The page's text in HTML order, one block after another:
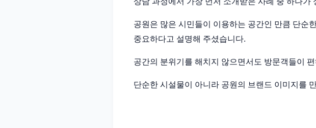
공원은 많은 시민들이 이용하는 공간인 만큼 단순
중요하다고 설명해 주셨습니다.
공간의 분위기를 해치지 않으면서도 방문객들이
단순한 시설물이 아니라 공원의 브랜드 이미지를